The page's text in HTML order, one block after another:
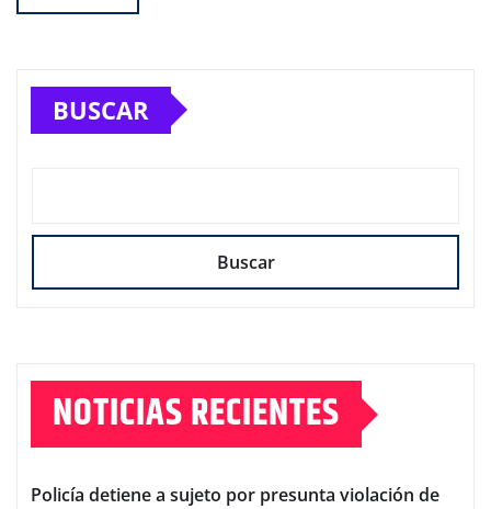
BUSCAR
Buscar
NOTICIAS RECIENTES
Policía detiene a sujeto por presunta violación de